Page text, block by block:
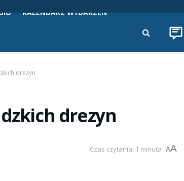
KALENDARZ WYDARZEŃ
drezyn
drezyn
Czas czytania: 1 minuta AA